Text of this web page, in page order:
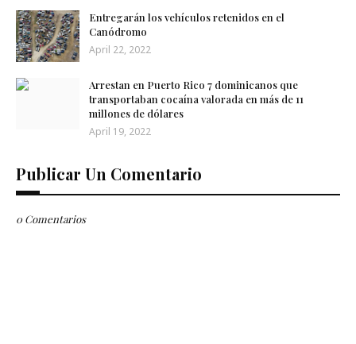
Entregarán los vehículos retenidos en el
Canódromo
April 22, 2022
Arrestan en Puerto Rico 7 dominicanos que
transportaban cocaína valorada en más de 11
millones de dólares
April 19, 2022
Publicar Un Comentario
0 Comentarios